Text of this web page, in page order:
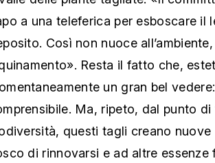
a una teleferica per esboscare il
Così non nuoce
Resta il fatto che,
un gran bel
Ma, ripeto, dal punto
questi tagli creano
di rinnovarsi e ad altre essenze